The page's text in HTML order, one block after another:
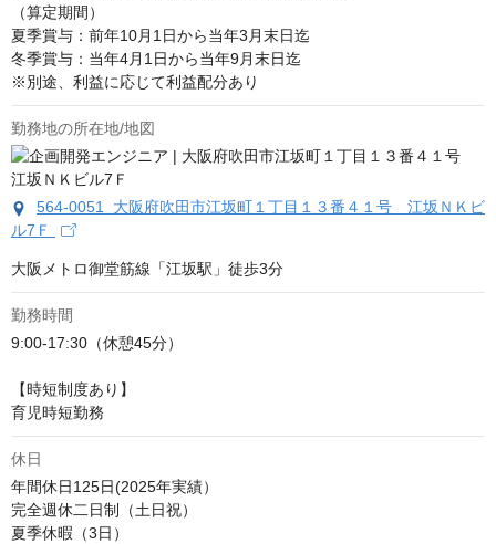
（算定期間）
夏季賞与：前年10月1日から当年3月末日迄
冬季賞与：当年4月1日から当年9月末日迄
※別途、利益に応じて利益配分あり
勤務地の所在地/地図
564-0051 大阪府吹田市江坂町１丁目１３番４１号 江坂ＮＫビ
ル7Ｆ
大阪メトロ御堂筋線「江坂駅」徒歩3分
勤務時間
9:00-17:30（休憩45分）
【時短制度あり】
育児時短勤務
休日
年間休日125日(2025年実績）
完全週休二日制（土日祝）
夏季休暇（3日）